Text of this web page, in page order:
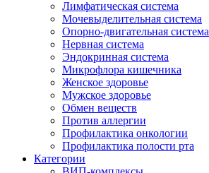
Лимфатическая система
Мочевыделительная система
Опорно-двигательная система
Нервная система
Эндокринная система
Микрофлора кишечника
Женское здоровье
Мужское здоровье
Обмен веществ
Против аллергии
Профилактика онкологии
Профилактика полости рта
Категории